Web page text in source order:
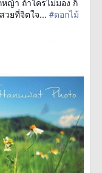
วยที่จิตใจ... #ดอกไม้